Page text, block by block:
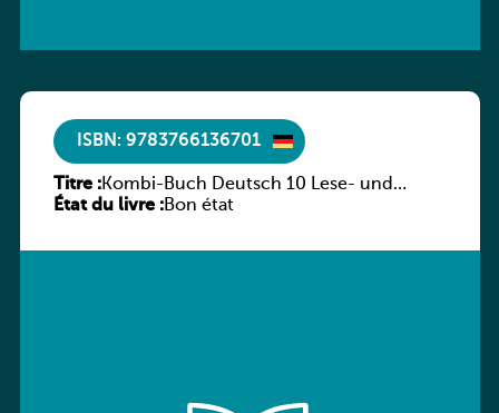
ISBN: 9783766136701
Titre :Kombi-Buch Deutsch 10 Lese- und
Sprachbuch
État du livre :Bon état